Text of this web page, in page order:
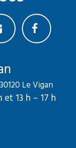
Le Vigan
et 13 h – 17 h